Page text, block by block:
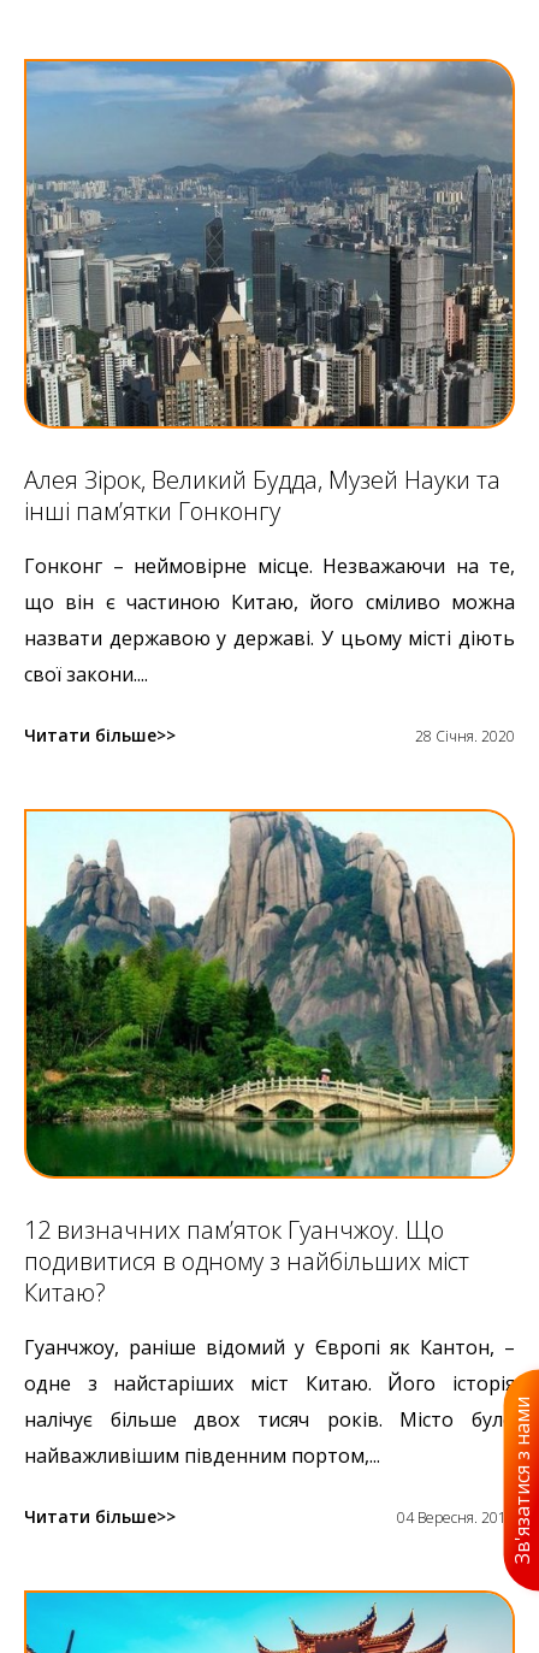
Алея Зірок, Великий Будда, Музей Науки та
інші пам’ятки Гонконгу
Гонконг – неймовірне місце. Незважаючи на те,
що він є частиною Китаю, його сміливо можна
назвати державою у державі. У цьому місті діють
свої закони....
Читати більше 28 Січня. 2020
12 визначних пам’яток Гуанчжоу. Що
подивитися в одному з найбільших міст
Китаю?
Гуанчжоу, раніше відомий у Європі як Кантон, –
одне з найстаріших міст Китаю. Його історія
налічує більше двох тисяч років. Місто було
найважливішим південним портом,...
Читати більше 04 Вересня. 2019Зв'язатися з нами